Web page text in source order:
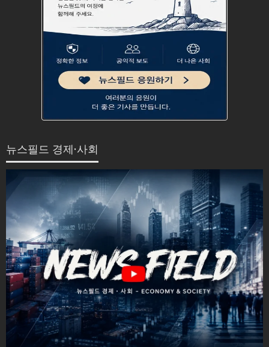
뉴스필드 경제·사회